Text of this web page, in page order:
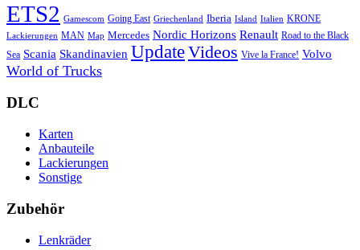
ETS2 Gamescom Going East Griechenland Iberia Island Italien KRONE
Lackierungen MAN Map Mercedes Nordic Horizons Renault Road to the Black
Sea Scania Skandinavien UpdateVideos Vive la France! Volvo
World of Trucks
DLC
Karten
Anbauteile
Lackierungen
Sonstige
Zubehör
Lenkräder